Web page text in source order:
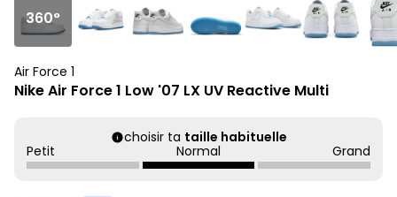
360°
Air Force 1
Nike Air Force 1 Low '07 LX UV Reactive Multi
choisir ta taille habituelle
Petit
Normal Grand